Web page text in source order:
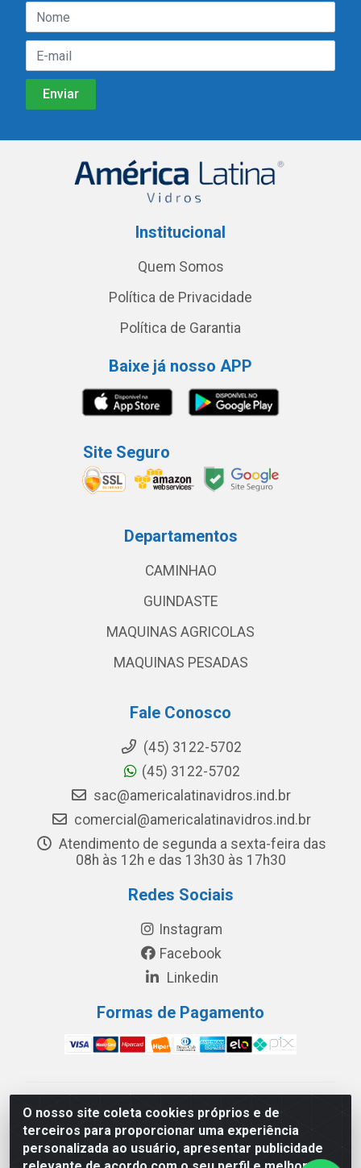
O nosso site coleta cookies próprios e de
terceiros para proporcionar uma experiência
personalizada ao usuário, apresentar publicidade
Institucional
Quem Somos
Política de Privacidade
Política de Garantia
Baixe já nosso APP
Site Seguro
Departamentos
CAMINHAO
GUINDASTE
MAQUINAS AGRICOLAS
MAQUINAS PESADAS
Fale Conosco
(45) 3122-5702
(45) 3122-5702
sac@americalatinavidros.ind.br
comercial@americalatinavidros.ind.br
Atendimento de segunda a sexta-feira das
08h às 12h e das 13h30 às 17h30
Redes Sociais
Instagram
Facebook
Linkedin
Formas de Pagamento
América Latina Indústria e Comércio de Vidros LTDA -
CNPJ 19.813.045/0001-03 - Rua Carlos Drummond de
Andrade, 151 Núcleo Industrial III – Cascavel/PR - CEP
85.811-530